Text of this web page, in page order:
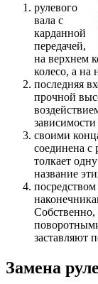
рулевого
вала с
карданной
передачей,
на верхнем
колесо, а
последняя
прочной
своими
соединена с
толкает
название
Собственно,
заставляют
Замена